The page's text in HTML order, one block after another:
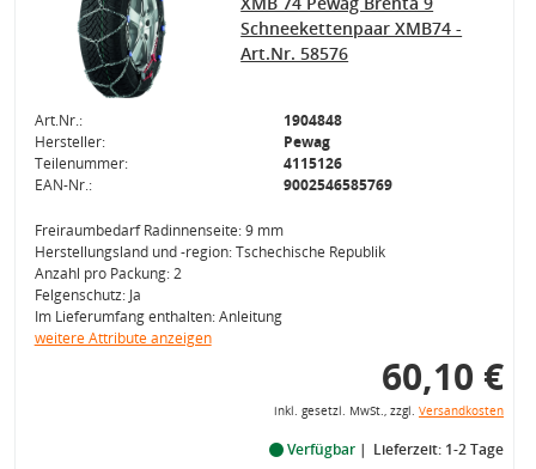
Schneekettenpaar XMB74 -
Art.Nr. 58576
Art.Nr.:
1904848
Hersteller:
Pewag
Teilenummer:
4115126
EAN-Nr.:
9002546585769
Freiraumbedarf Radinnenseite: 9 mm
Herstellungsland und -region: Tschechische Republik
Anzahl pro Packung: 2
Felgenschutz: Ja
Im Lieferumfang enthalten: Anleitung
weitere Attribute anzeigen
60,10 €
inkl. gesetzl. MwSt., zzgl. Versandkosten
Verfügbar Lieferzeit: 1-2 Tage